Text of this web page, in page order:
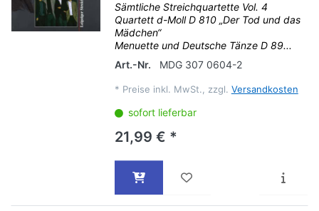
Sämtliche Streichquartette Vol. 4
Quartett d-Moll D 810 „Der Tod und das
Mädchen“
Menuette und Deutsche Tänze D 89...
Art.-Nr.
MDG 307 0604-2
* Preise inkl. MwSt., zzgl. Versandkosten
sofort lieferbar
21,99 € *